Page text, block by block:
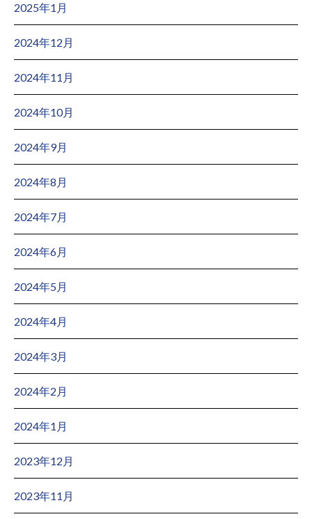
2025年1月
2024年12月
2024年11月
2024年10月
2024年9月
2024年8月
2024年7月
2024年6月
2024年5月
2024年4月
2024年3月
2024年2月
2024年1月
2023年12月
2023年11月